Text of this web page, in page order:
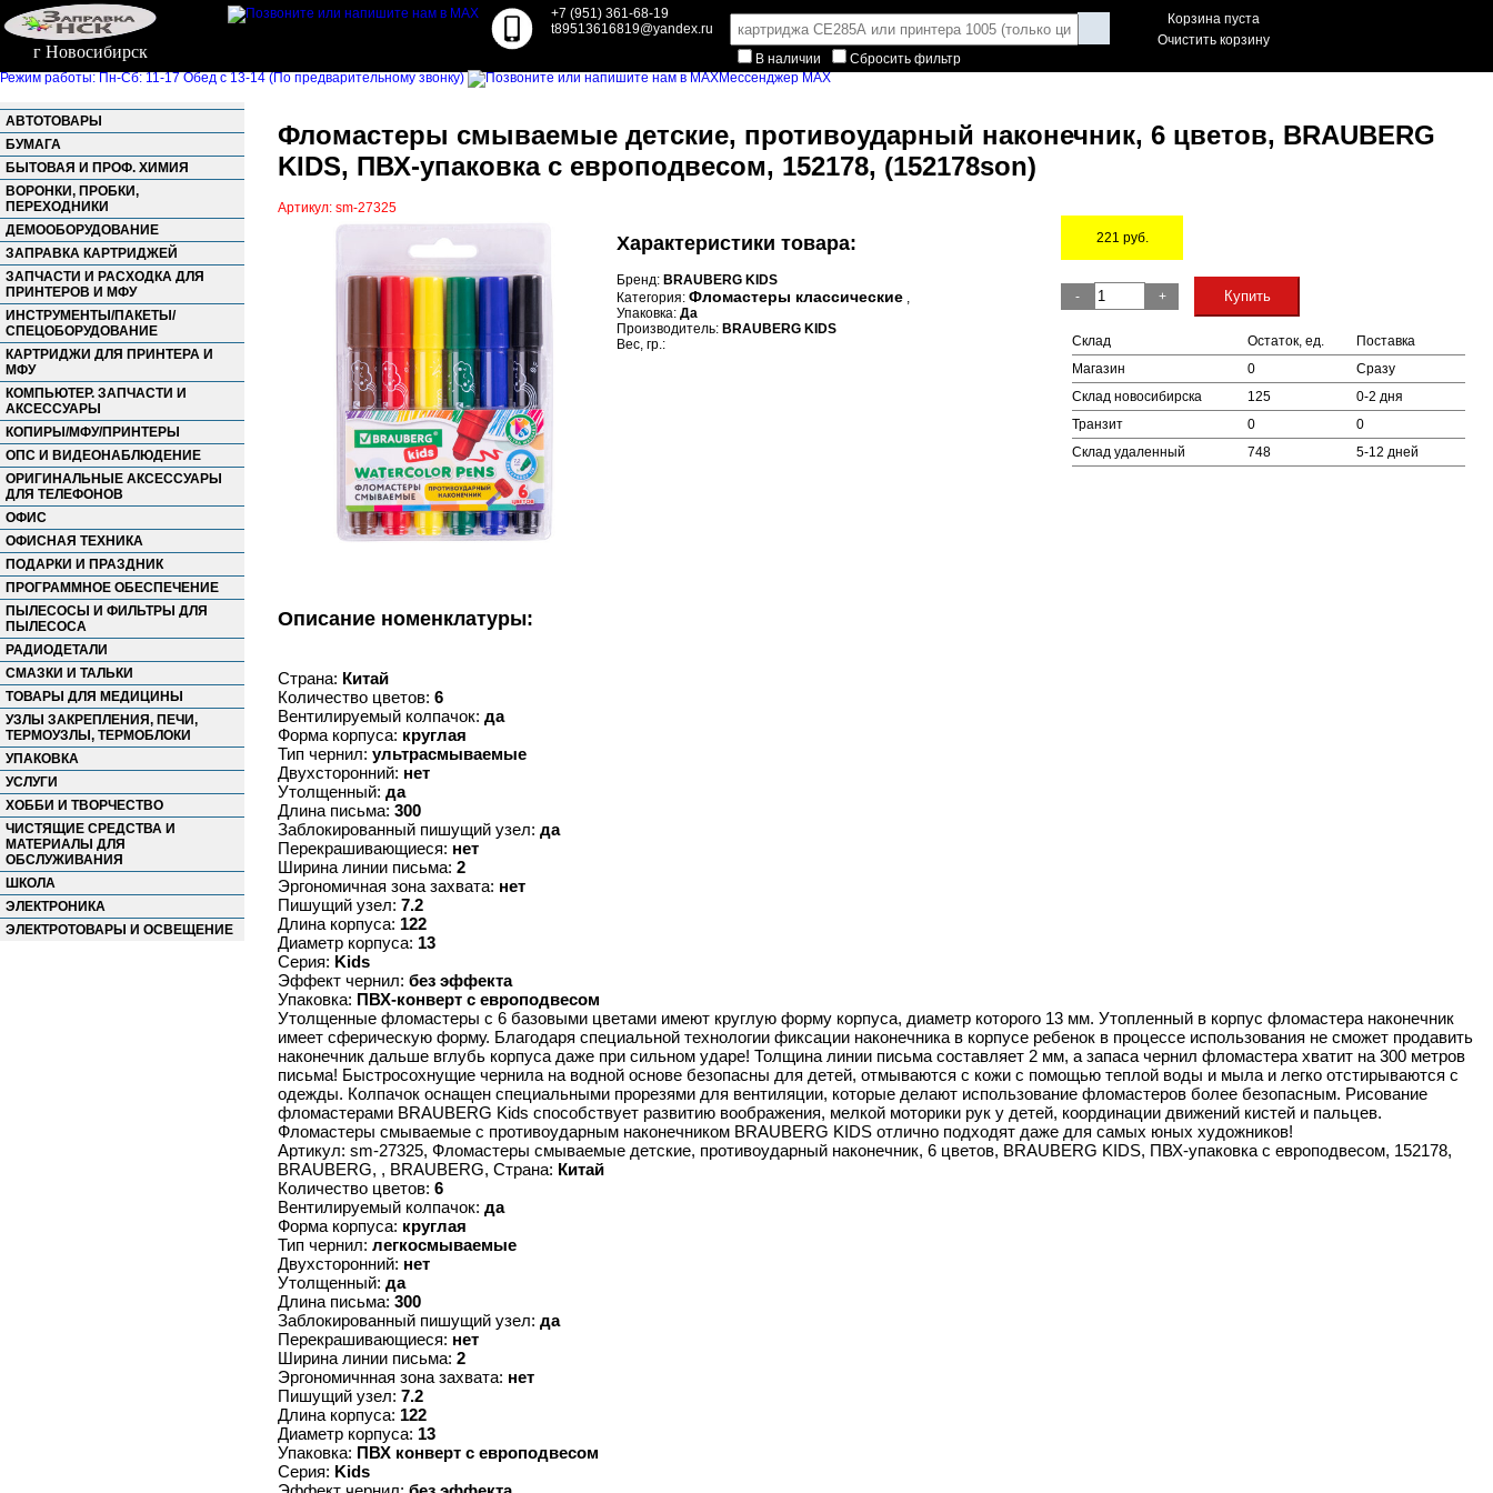
г Новосибирск
+7 (951) 361-68-19
t89513616819@yandex.ru
В наличии
Сбросить фильтр
Корзина пуста
Очистить корзину
Режим работы: Пн-Сб: 11-17 Обед с 13-14 (По предварительному звонку) Мессенджер MAX
АВТОТОВАРЫ
БУМАГА
БЫТОВАЯ И ПРОФ. ХИМИЯ
ВОРОНКИ, ПРОБКИ,
ПЕРЕХОДНИКИ
ДЕМООБОРУДОВАНИЕ
ЗАПРАВКА КАРТРИДЖЕЙ
ЗАПЧАСТИ И РАСХОДКА ДЛЯ
ПРИНТЕРОВ И МФУ
ИНСТРУМЕНТЫ/ПАКЕТЫ/
СПЕЦОБОРУДОВАНИЕ
КАРТРИДЖИ ДЛЯ ПРИНТЕРА И
МФУ
КОМПЬЮТЕР. ЗАПЧАСТИ И
АКСЕССУАРЫ
КОПИРЫ/МФУ/ПРИНТЕРЫ
ОПС И ВИДЕОНАБЛЮДЕНИЕ
ОРИГИНАЛЬНЫЕ АКСЕССУАРЫ
ДЛЯ ТЕЛЕФОНОВ
ОФИС
ОФИСНАЯ ТЕХНИКА
ПОДАРКИ И ПРАЗДНИК
ПРОГРАММНОЕ ОБЕСПЕЧЕНИЕ
ПЫЛЕСОСЫ И ФИЛЬТРЫ ДЛЯ
ПЫЛЕСОСА
РАДИОДЕТАЛИ
СМАЗКИ И ТАЛЬКИ
ТОВАРЫ ДЛЯ МЕДИЦИНЫ
УЗЛЫ ЗАКРЕПЛЕНИЯ, ПЕЧИ,
ТЕРМОУЗЛЫ, ТЕРМОБЛОКИ
УПАКОВКА
УСЛУГИ
ХОББИ И ТВОРЧЕСТВО
ЧИСТЯЩИЕ СРЕДСТВА И
МАТЕРИАЛЫ ДЛЯ
ОБСЛУЖИВАНИЯ
ШКОЛА
ЭЛЕКТРОНИКА
ЭЛЕКТРОТОВАРЫ И ОСВЕЩЕНИЕ
Фломастеры смываемые детские, противоударный наконечник, 6 цветов, BRAUBERG
KIDS, ПВХ-упаковка с европодвесом, 152178, (152178son)
Артикул: sm-27325
Характеристики товара:
Бренд: BRAUBERG KIDS
Категория: Фломастеры классические ,
Упаковка: Да
Производитель: BRAUBERG KIDS
Вес, гр.:
221 руб.
-
+ Купить
Склад Остаток, ед.
Поставка
Магазин
0
Сразу
Склад новосибирска
125
0-2 дня
Транзит
0
0
Склад удаленный
748 5-12 дней
Описание номенклатуры:
Страна: Китай
Количество цветов: 6
Вентилируемый колпачок: да
Форма корпуса: круглая
Тип чернил: ультрасмываемые
Двухсторонний: нет
Утолщенный: да
Длина письма: 300
Заблокированный пишущий узел: да
Перекрашивающиеся: нет
Ширина линии письма: 2
Эргономичная зона захвата: нет
Пишущий узел: 7.2
Длина корпуса: 122
Диаметр корпуса: 13
Серия: Kids
Эффект чернил: без эффекта
Упаковка: ПВХ-конверт с европодвесом
Утолщенные фломастеры с 6 базовыми цветами имеют круглую форму корпуса, диаметр которого 13 мм. Утопленный в корпус фломастера наконечник
имеет сферическую форму. Благодаря специальной технологии фиксации наконечника в корпусе ребенок в процессе использования не сможет продавить
наконечник дальше вглубь корпуса даже при сильном ударе! Толщина линии письма составляет 2 мм, а запаса чернил фломастера хватит на 300 метров
письма! Быстросохнущие чернила на водной основе безопасны для детей, отмываются с кожи с помощью теплой воды и мыла и легко отстирываются с
одежды. Колпачок оснащен специальными прорезями для вентиляции, которые делают использование фломастеров более безопасным. Рисование
фломастерами BRAUBERG Kids способствует развитию воображения, мелкой моторики рук у детей, координации движений кистей и пальцев.
Фломастеры смываемые с противоударным наконечником BRAUBERG KIDS отлично подходят даже для самых юных художников!
Артикул: sm-27325, Фломастеры смываемые детские, противоударный наконечник, 6 цветов, BRAUBERG KIDS, ПВХ-упаковка с европодвесом, 152178,
BRAUBERG, , BRAUBERG, Страна: Китай
Количество цветов: 6
Вентилируемый колпачок: да
Форма корпуса: круглая
Тип чернил: легкосмываемые
Двухсторонний: нет
Утолщенный: да
Длина письма: 300
Заблокированный пишущий узел: да
Перекрашивающиеся: нет
Ширина линии письма: 2
Эргономичнная зона захвата: нет
Пишущий узел: 7.2
Длина корпуса: 122
Диаметр корпуса: 13
Упаковка: ПВХ конверт с европодвесом
Серия: Kids